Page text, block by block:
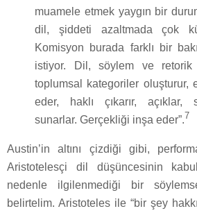
muamele etmek yaygın bir
dil, şiddeti azaltmada çok
Komisyon burada farklı bir
istiyor. Dil, söylem ve
toplumsal kategoriler oluşturur,
eder, haklı çıkarır, açıklar,
sunarlar. Gerçekliği inşa eder”.7
Austin’in altını çizdiği gibi,
Aristotelesçi dil düşüncesinin
nedenle ilgilenmediği bir
belirtelim. Aristoteles ile “bir şey